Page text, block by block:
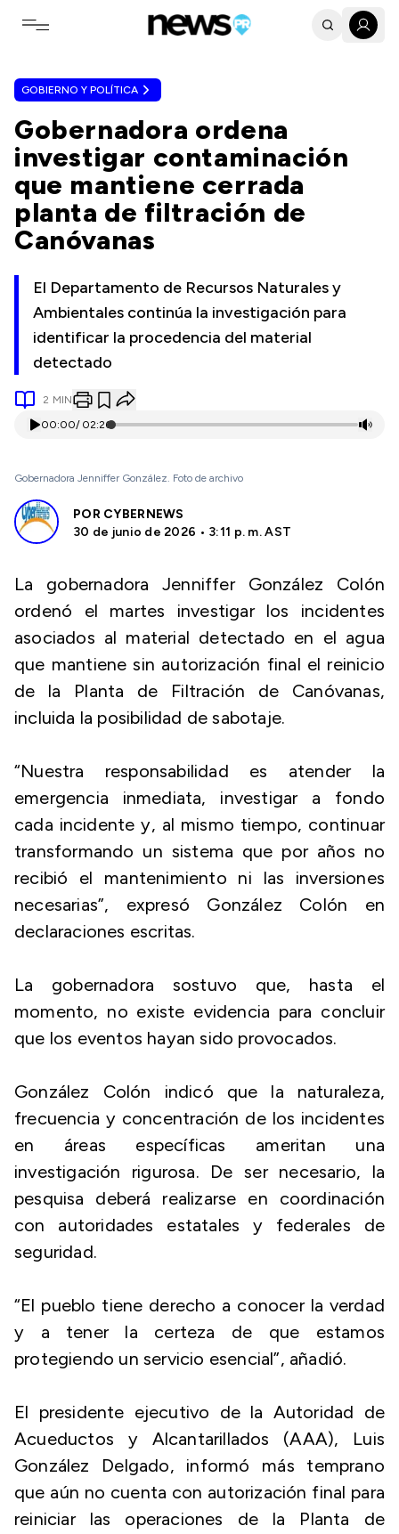
Toggle navigation menu
GOBIERNO Y POLÍTICA
Gobernadora ordena
investigar contaminación
que mantiene cerrada
planta de filtración de
Canóvanas
El Departamento de Recursos Naturales y
Ambientales continúa la investigación para
identificar la procedencia del material
detectado
2 MIN
00:00/ 02:26
Gobernadora Jenniffer González. Foto de archivo
POR CYBERNEWS
30 de junio de 2026 • 3:11 p. m. AST
La gobernadora Jenniffer González Colón
ordenó el martes investigar los incidentes
asociados al material detectado en el agua
que mantiene sin autorización final el reinicio
de la Planta de Filtración de Canóvanas,
incluida la posibilidad de sabotaje.
“Nuestra responsabilidad es atender la
emergencia inmediata, investigar a fondo
cada incidente y, al mismo tiempo, continuar
transformando un sistema que por años no
recibió el mantenimiento ni las inversiones
necesarias”, expresó González Colón en
declaraciones escritas.
La gobernadora sostuvo que, hasta el
momento, no existe evidencia para concluir
que los eventos hayan sido provocados.
González Colón indicó que la naturaleza,
frecuencia y concentración de los incidentes
en áreas específicas ameritan una
investigación rigurosa. De ser necesario, la
pesquisa deberá realizarse en coordinación
con autoridades estatales y federales de
seguridad.
“El pueblo tiene derecho a conocer la verdad
y a tener la certeza de que estamos
protegiendo un servicio esencial”, añadió.
El presidente ejecutivo de la Autoridad de
Acueductos y Alcantarillados (AAA), Luis
González Delgado, informó más temprano
que aún no cuenta con autorización final para
reiniciar las operaciones de la Planta de